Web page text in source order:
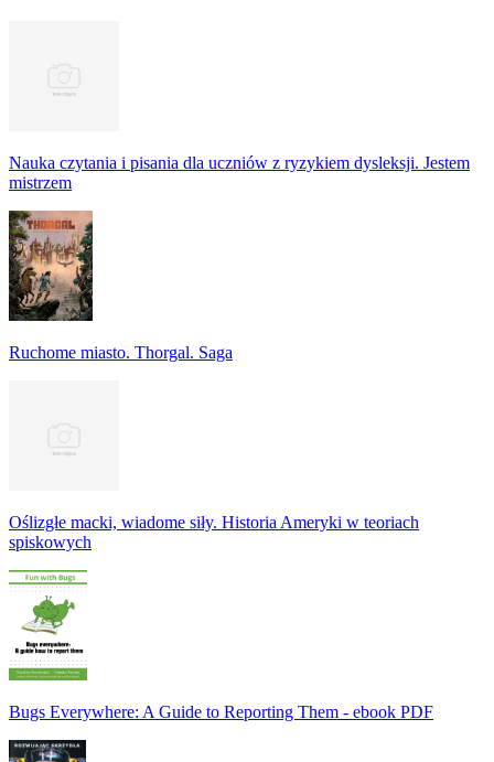
Nauka czytania i pisania dla uczniów z ryzykiem dysleksji. Jestem
mistrzem
Ruchome miasto. Thorgal. Saga
Oślizgłe macki, wiadome siły. Historia Ameryki w teoriach
spiskowych
Bugs Everywhere: A Guide to Reporting Them - ebook PDF